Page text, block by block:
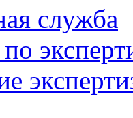
служба